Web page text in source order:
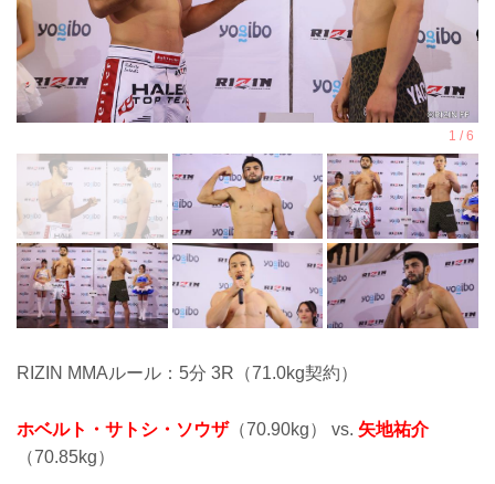
RIZIN MMAルール：5分 3R（71.0kg契約）
ホベルト・サトシ・ソウザ（70.90kg） vs. 矢地祐介
（70.85kg）